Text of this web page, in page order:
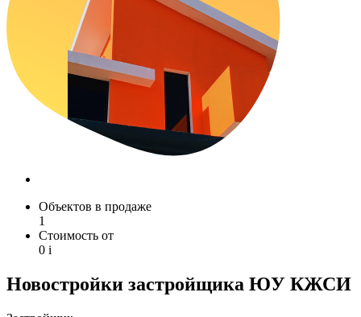
Объектов в продаже
1
Стоимость от
0 i
Новостройки застройщика ЮУ КЖСИ